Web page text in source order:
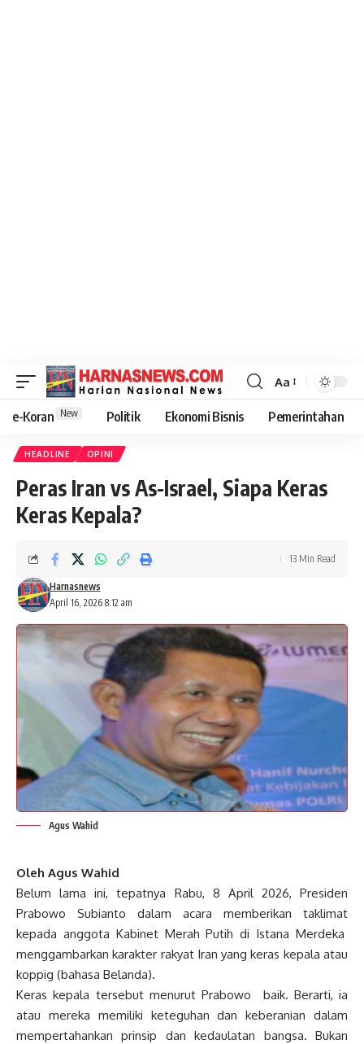
Aa
e-Koran New Politik Ekonomi Bisnis Pemerintahan
HEADLINE OPINI
Peras Iran vs As-Israel, Siapa Keras
Keras Kepala?
April 16, 2026 8:12 am
Harnasnews
13 Min Read
Agus Wahid
Oleh Agus Wahid
Belum lama ini, tepatnya Rabu, 8 April 2026, Presiden
Prabowo Subianto dalam acara memberikan taklimat
kepada anggota Kabinet Merah Putih di Istana Merdeka
menggambarkan karakter rakyat Iran yang keras kepala atau
koppig (bahasa Belanda).
Keras kepala tersebut menurut Prabowo baik. Berarti, ia
atau mereka memiliki keteguhan dan keberanian dalam
mempertahankan prinsip dan kedaulatan bangsa. Bukan